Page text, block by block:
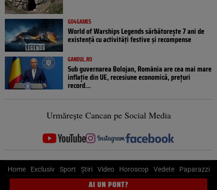
GO4GAMES
World of Warships Legends sărbătorește 7 ani de
existență cu activități festive și recompense
GANDUL.RO
Sub guvernarea Bolojan, România are cea mai mare
inflație din UE, recesiune economică, prețuri
record...
Urmărește Cancan pe Social Media
Home Exclusiv Sport Știri Video Horoscop Vedete Paparazzi
AI UN PONT?